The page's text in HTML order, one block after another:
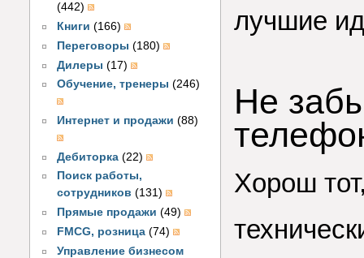
(442)
Книги (166)
Переговоры (180)
Дилеры (17)
Обучение, тренеры (246)
Интернет и продажи (88)
Дебиторка (22)
Поиск работы,
сотрудников (131)
Прямые продажи (49)
FMCG, розница (74)
Управление бизнесом
лучшие
Не
Хорош